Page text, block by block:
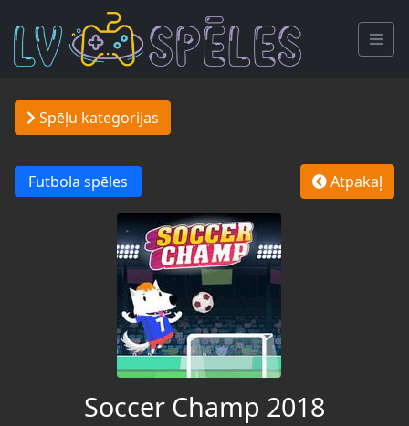
Spēļu kategorijas
Futbola spēles Atpakaļ
Soccer Champ 2018